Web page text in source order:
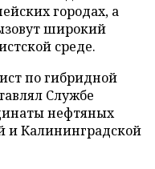
городах, а
широкий
среде.
по гибридной
Службе
нефтяных
и Калининградской